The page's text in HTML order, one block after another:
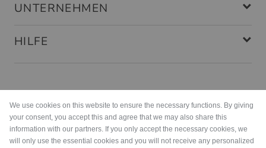
UNTERNEHMEN
HILFE
We use cookies on this website to ensure the necessary functions. By giving
your consent, you accept this and agree that we may also share this
information with our partners. If you only accept the necessary cookies, we
will only use the essential cookies and you will not receive any personalized